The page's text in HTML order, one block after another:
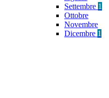
Settembre 1
Ottobre
Novembre
Dicembre 1